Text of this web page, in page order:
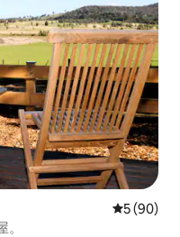
平均评分
5 (90)